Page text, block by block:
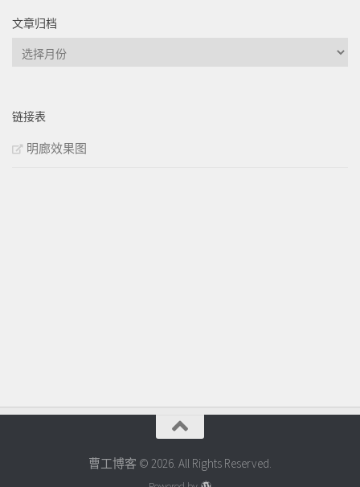
文章归档
文
链接表
明廊效果图
曹工博客 © 2026. All Rights Reserved.